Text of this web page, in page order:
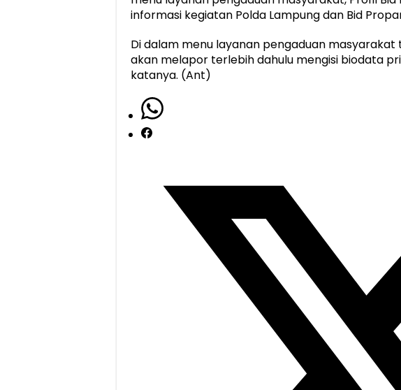
informasi kegiatan Polda Lampung dan Bid
Di dalam menu layanan pengaduan
akan melapor terlebih dahulu mengisi biodata
katanya. (Ant)